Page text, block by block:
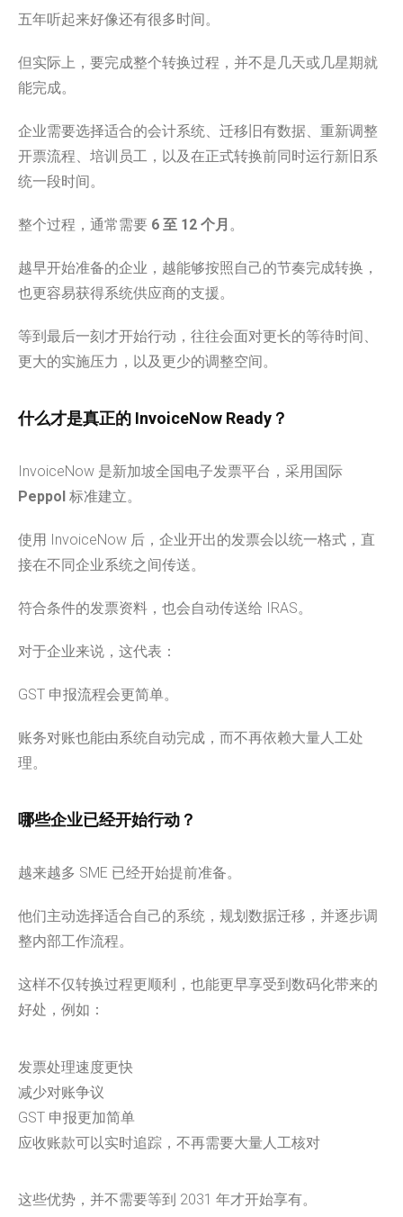
五年听起来好像还有很多时间。
但实际上，要完成整个转换过程，并不是几天或几星期就
能完成。
企业需要选择适合的会计系统、迁移旧有数据、重新调整
开票流程、培训员工，以及在正式转换前同时运行新旧系
统一段时间。
整个过程，通常需要 6 至 12 个月 。
越早开始准备的企业，越能够按照自己的节奏完成转换，
也更容易获得系统供应商的支援。
等到最后一刻才开始行动，往往会面对更长的等待时间、
更大的实施压力，以及更少的调整空间。
什么才是真正的 InvoiceNow Ready？
InvoiceNow 是新加坡全国电子发票平台，采用国际
Peppol 标准建立。
使用 InvoiceNow 后，企业开出的发票会以统一格式，直
接在不同企业系统之间传送。
符合条件的发票资料，也会自动传送给 IRAS。
对于企业来说，这代表：
GST 申报流程会更简单。
账务对账也能由系统自动完成，而不再依赖大量人工处
理。
哪些企业已经开始行动？
越来越多 SME 已经开始提前准备。
他们主动选择适合自己的系统，规划数据迁移，并逐步调
整内部工作流程。
这样不仅转换过程更顺利，也能更早享受到数码化带来的
好处，例如：
发票处理速度更快
减少对账争议
GST 申报更加简单
应收账款可以实时追踪，不再需要大量人工核对
这些优势，并不需要等到 2031 年才开始享有。